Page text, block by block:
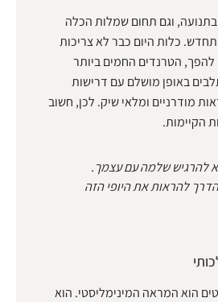
וגם תחום שמלות הכלה
כלות היום כבר לא צריכות
הטרנדים החמים ביותר
באופן מושלם עם דרישות
מודרניים ומלאי שיק. לכן, חשוב
הקיימות.
להרגיש שלמה עם עצמך.
להראות את היופי הזה
הוא המראה המינימליסטי. הוא